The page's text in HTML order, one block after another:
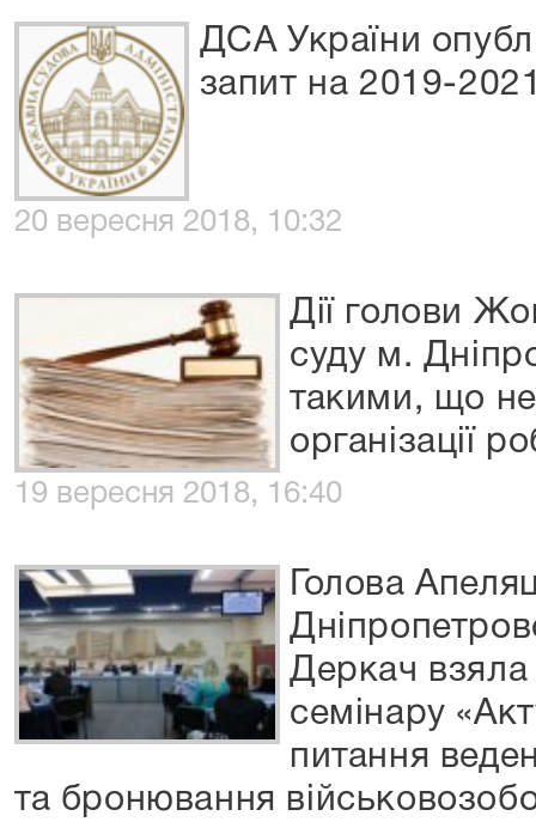
ДСА України
запит на 2019-
20 вересня 2018, 10:32
Дії голови
суду м.
такими, що
організації
19 вересня 2018, 16:40
Голова
Деркач взяла
семінару
питання
та бронювання